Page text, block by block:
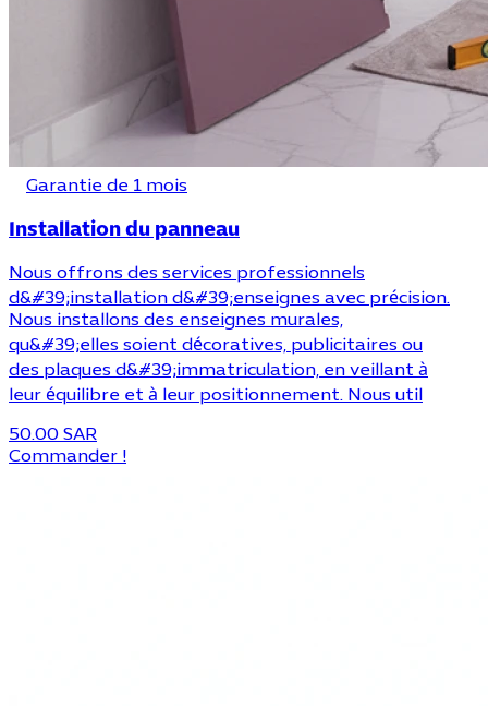
Garantie de 1 mois
Installation du panneau
Nous offrons des services professionnels
d&#39;installation d&#39;enseignes avec précision.
Nous installons des enseignes murales,
qu&#39;elles soient décoratives, publicitaires ou
des plaques d&#39;immatriculation, en veillant à
leur équilibre et à leur positionnement. Nous util
50.00 SAR
Commander !